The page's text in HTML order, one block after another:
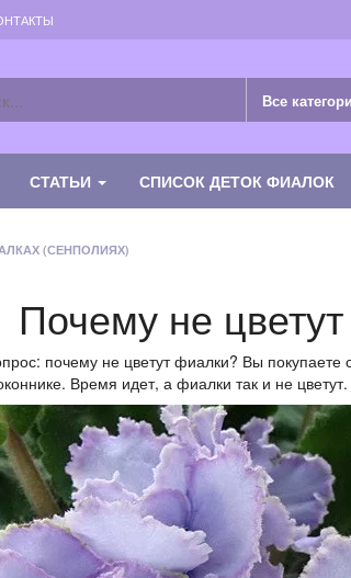
СТАТЬИ СПИСОК ДЕТОК ФИАЛОК
(СЕНПОЛИЯХ)
Почему не
почему не цветут фиалки? Вы
Время идет, а фиалки так и не